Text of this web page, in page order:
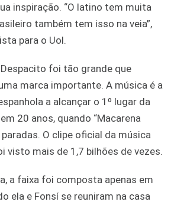
inspiração. “O latino tem muita
também tem isso na veia”,
para o Uol.
foi tão grande que
marca importante. A música é a
a alcançar o 1º lugar da
20 anos, quando “Macarena
O clipe oficial da música
visto mais de 1,7 bilhões de vezes.
a faixa foi composta apenas em
ela e Fonsí se reuniram na casa